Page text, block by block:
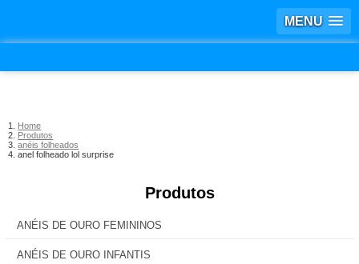
MENU
Home
Produtos
anéis folheados
anel folheado lol surprise
Produtos
ANÉIS DE OURO FEMININOS
ANÉIS DE OURO INFANTIS